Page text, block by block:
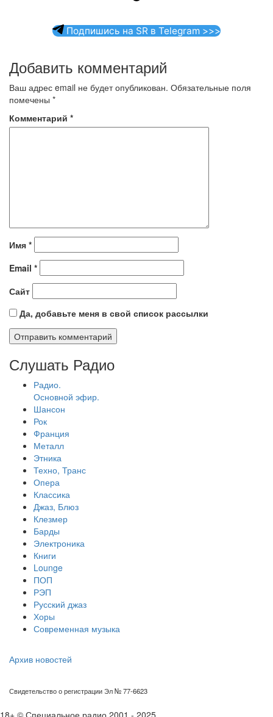
Подпишись на SR в Telegram >>>
Добавить комментарий
Ваш адрес email не будет опубликован. Обязательные поля
помечены *
Комментарий *
Имя *
Email *
Сайт
Да, добавьте меня в свой список рассылки
Слушать Радио
Радио.
Основной эфир.
Шансон
Рок
Франция
Металл
Этника
Техно, Транс
Опера
Классика
Джаз, Блюз
Клезмер
Барды
Электроника
Книги
Lounge
ПОП
РЭП
Русский джаз
Хоры
Современная музыка
Архив новостей
Свидетельство о регистрации Эл № 77-6623
18+ © Специальное радио 2001 - 2025.